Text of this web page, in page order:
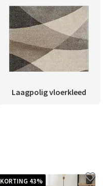
Laagpolig vloerkleed
KORTING 43%